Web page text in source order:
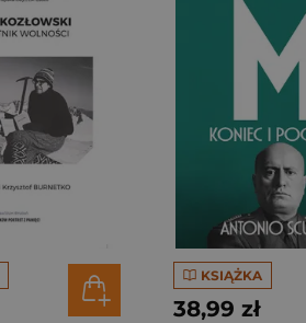
KSIĄŻKA
38,99 zł